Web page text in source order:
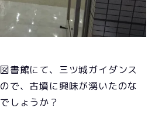
書館にて、三ツ城ガイダンス
で、古墳に興味が湧いたのな
しょうか？